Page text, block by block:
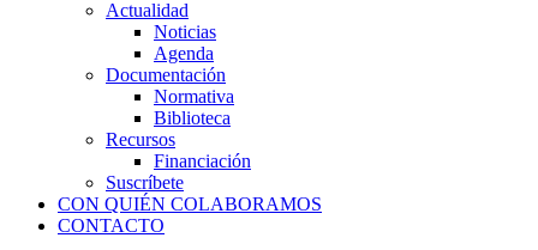
Actualidad
Noticias
Agenda
Documentación
Normativa
Biblioteca
Recursos
Financiación
Suscríbete
CON QUIÉN COLABORAMOS
CONTACTO